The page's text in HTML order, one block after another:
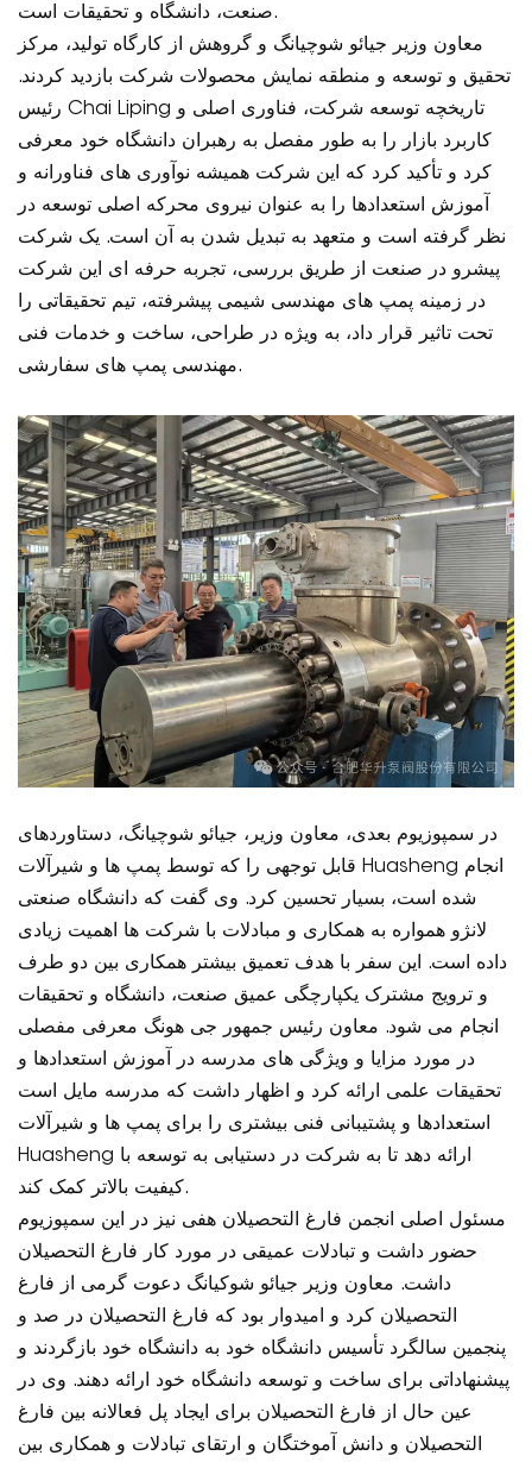
صنعت، دانشگاه و تحقیقات است.
معاون وزیر جیائو شوچیانگ و گروهش از کارگاه تولید، مرکز
تحقیق و توسعه و منطقه نمایش محصولات شرکت بازدید کردند.
رئیس Chai Liping تاریخچه توسعه شرکت، فناوری اصلی و
کاربرد بازار را به طور مفصل به رهبران دانشگاه خود معرفی
کرد و تأکید کرد که این شرکت همیشه نوآوری های فناورانه و
آموزش استعدادها را به عنوان نیروی محرکه اصلی توسعه در
نظر گرفته است و متعهد به تبدیل شدن به آن است. یک شرکت
پیشرو در صنعت از طریق بررسی، تجربه حرفه ای این شرکت
در زمینه پمپ های مهندسی شیمی پیشرفته، تیم تحقیقاتی را
تحت تاثیر قرار داد، به ویژه در طراحی، ساخت و خدمات فنی
مهندسی پمپ های سفارشی.
در سمپوزیوم بعدی، معاون وزیر، جیائو شوچیانگ، دستاوردهای
قابل توجهی را که توسط پمپ ها و شیرآلات Huasheng انجام
شده است، بسیار تحسین کرد. وی گفت که دانشگاه صنعتی
لانژو همواره به همکاری و مبادلات با شرکت ها اهمیت زیادی
داده است. این سفر با هدف تعمیق بیشتر همکاری بین دو طرف
و ترویج مشترک یکپارچگی عمیق صنعت، دانشگاه و تحقیقات
انجام می شود. معاون رئیس جمهور جی هونگ معرفی مفصلی
در مورد مزایا و ویژگی های مدرسه در آموزش استعدادها و
تحقیقات علمی ارائه کرد و اظهار داشت که مدرسه مایل است
استعدادها و پشتیبانی فنی بیشتری را برای پمپ ها و شیرآلات
Huasheng ارائه دهد تا به شرکت در دستیابی به توسعه با
کیفیت بالاتر کمک کند.
مسئول اصلی انجمن فارغ التحصیلان هفی نیز در این سمپوزیوم
حضور داشت و تبادلات عمیقی در مورد کار فارغ التحصیلان
داشت. معاون وزیر جیائو شوکیانگ دعوت گرمی از فارغ
التحصیلان کرد و امیدوار بود که فارغ التحصیلان در صد و
پنجمین سالگرد تأسیس دانشگاه خود به دانشگاه خود بازگردند و
پیشنهاداتی برای ساخت و توسعه دانشگاه خود ارائه دهند. وی در
عین حال از فارغ التحصیلان برای ایجاد پل فعالانه بین فارغ
التحصیلان و دانش آموختگان و ارتقای تبادلات و همکاری بین